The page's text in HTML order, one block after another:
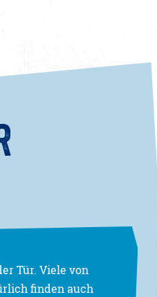
Tür. Viele von
finden auch